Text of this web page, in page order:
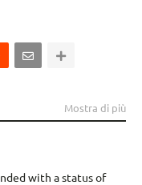
Mostra di più
with a status of